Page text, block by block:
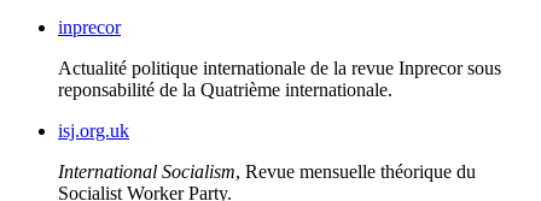
inprecor
Actualité politique internationale de la revue Inprecor sous
reponsabilité de la Quatrième internationale.
isj.org.uk
International Socialism, Revue mensuelle théorique du
Socialist Worker Party.